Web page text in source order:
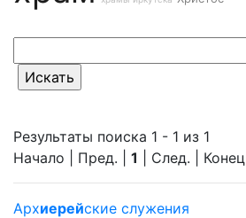
Результаты поиска 1 - 1 из 1
Начало | Пред. | 1 | След. | Конец
Архиерейские служения